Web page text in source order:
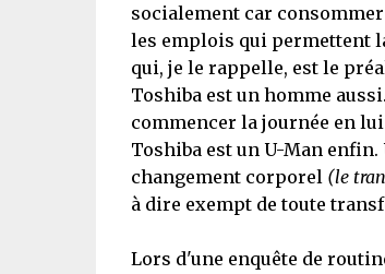
socialement car
les emplois qui permettent
qui, je le rappelle, est le
Toshiba est un homme
commencer la journée en
Toshiba est un U-Man
changement corporel (le
à dire exempt de toute
Lors d'une enquête de